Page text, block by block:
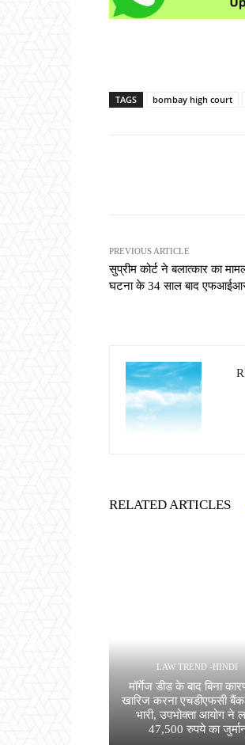
TAGS bombay high court
PREVIOUS ARTICLE
सुप्रीम कोर्ट ने बलात्कार का
घटना के 34 साल बाद एफआईआर
RELATED ARTICLES
LAW TREND -HINDI
मॉर्गेज डीड के बाद बिना
खारिज करना एचडीएफसी बैंक
भारी, उपभोक्ता आयोग ने
47,500 रुपये का